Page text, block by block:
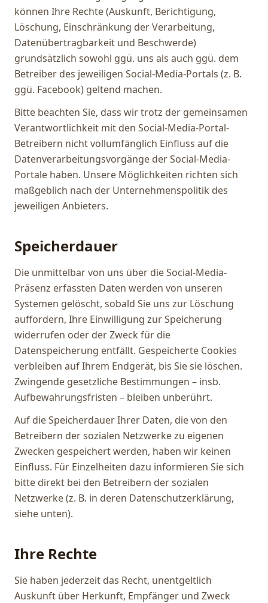
können Ihre Rechte (Auskunft, Berichtigung,
Löschung, Einschränkung der Verarbeitung,
Datenübertragbarkeit und Beschwerde)
grundsätzlich sowohl ggü. uns als auch ggü. dem
Betreiber des jeweiligen Social-Media-Portals (z. B.
ggü. Facebook) geltend machen.
Bitte beachten Sie, dass wir trotz der gemeinsamen
Verantwortlichkeit mit den Social-Media-Portal-
Betreibern nicht vollumfänglich Einfluss auf die
Datenverarbeitungsvorgänge der Social-Media-
Portale haben. Unsere Möglichkeiten richten sich
maßgeblich nach der Unternehmenspolitik des
jeweiligen Anbieters.
Speicherdauer
Die unmittelbar von uns über die Social-Media-
Präsenz erfassten Daten werden von unseren
Systemen gelöscht, sobald Sie uns zur Löschung
auffordern, Ihre Einwilligung zur Speicherung
widerrufen oder der Zweck für die
Datenspeicherung entfällt. Gespeicherte Cookies
verbleiben auf Ihrem Endgerät, bis Sie sie löschen.
Zwingende gesetzliche Bestimmungen – insb.
Aufbewahrungsfristen – bleiben unberührt.
Auf die Speicherdauer Ihrer Daten, die von den
Betreibern der sozialen Netzwerke zu eigenen
Zwecken gespeichert werden, haben wir keinen
Einfluss. Für Einzelheiten dazu informieren Sie sich
bitte direkt bei den Betreibern der sozialen
Netzwerke (z. B. in deren Datenschutzerklärung,
siehe unten).
Ihre Rechte
Sie haben jederzeit das Recht, unentgeltlich
Auskunft über Herkunft, Empfänger und Zweck